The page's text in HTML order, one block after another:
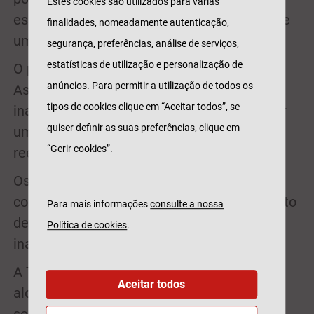
específicos do alojamento, como a queda de
uma prateleira ou um prego saído do chão.
O produto inclui também um Serviço de
Assistência ao Realojamento, em caso de
inabitabilidade no AL, que ajuda a encontrar
um novo alojamento para os hóspedes e
reembolsa as despesas.
Os clientes têm ainda ao seu dispor uma
cobertura facultativa de perda de rendimento
devido ao cancelamento de reservas por
inabitabilidade do AL.
A Tranquilidade assegura um negócio de
alojamento local mais protegido, com uma
finalidades, nomeadamente autenticação,
segurança, preferências, análise de serviços,
estatísticas de utilização e personalização de
anúncios. Para permitir a utilização de todos os
tipos de cookies clique em “Aceitar todos”, se
quiser definir as suas preferências, clique em
“Gerir cookies”.
Para mais informaçõesconsulte a nossa
Política de cookies.
Aceitar todos